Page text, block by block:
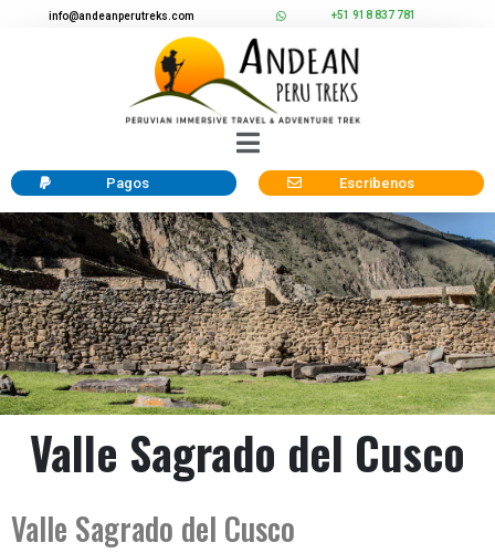
info@andeanperutreks.com +51 918 837 781
Pagos Escribenos
Valle Sagrado del Cusco
Valle Sagrado del Cusco